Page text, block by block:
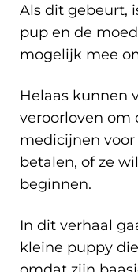
Als dit gebeurt,
pup en de
mogelijk mee
Helaas kunnen
veroorloven om
medicijnen
betalen, of ze
beginnen.
In dit verhaal
kleine puppy